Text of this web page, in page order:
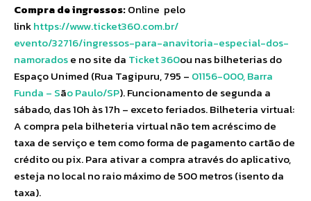
Compra de ingressos:Online pelo
linkhttps://www.ticket360.com.br/
evento/32716/ingressos-para-anavitoria-especial-dos-
namoradose no site da Ticket 360ou nas bilheterias do
Espaço Unimed (Rua Tagipuru, 795 – 01156-000, Barra
Funda – São Paulo/SP). Funcionamento de segunda a
sábado, das 10h às 17h – exceto feriados. Bilheteria virtual:
A compra pela bilheteria virtual não tem acréscimo de
taxa de serviço e tem como forma de pagamento cartão de
crédito ou pix. Para ativar a compra através do aplicativo,
esteja no local no raio máximo de 500 metros (isento da
taxa).